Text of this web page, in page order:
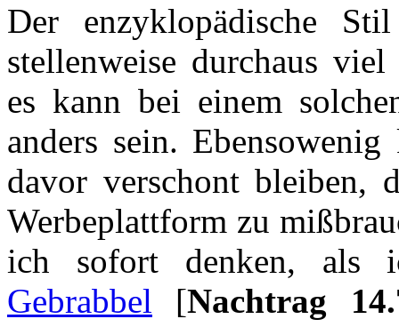
Der enzyklopädische
stellenweise durchaus
es kann bei einem
anders sein.
davor verschont bleiben,
Werbeplattform zu
ich sofort denken,
Gebrabbel [Nachtrag